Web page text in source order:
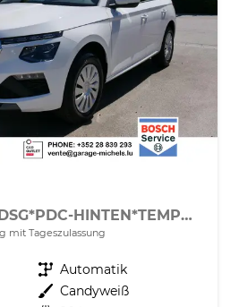
Selection 1.0 TSI DSG*PDC-HINTEN*TEMPOMAT*SMARTLINK*SHZ*LED*KLIMAAUTOMATIK*
mit Tageszulassung
Getriebe Automatik
Außenfarbe Candyweiß